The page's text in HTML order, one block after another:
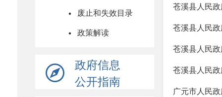
废止和失效目录
政策解读
政府信息
公开指南
苍溪县人民
苍溪县人民
苍溪县人民
苍溪县人民
广元市人民